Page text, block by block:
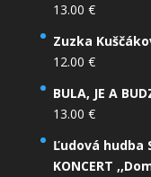
13.00 €
Zuzka
12.00 €
BULA, JE A
13.00 €
Ľudová hudba
KONCERT